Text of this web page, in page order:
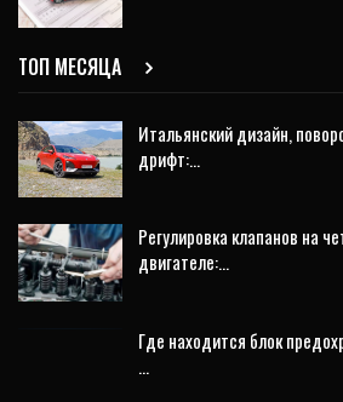
ТОП МЕСЯЦА
Итальянский дизайн,
дрифт:…
Регулировка клапанов на
двигателе:…
Где находится блок
…